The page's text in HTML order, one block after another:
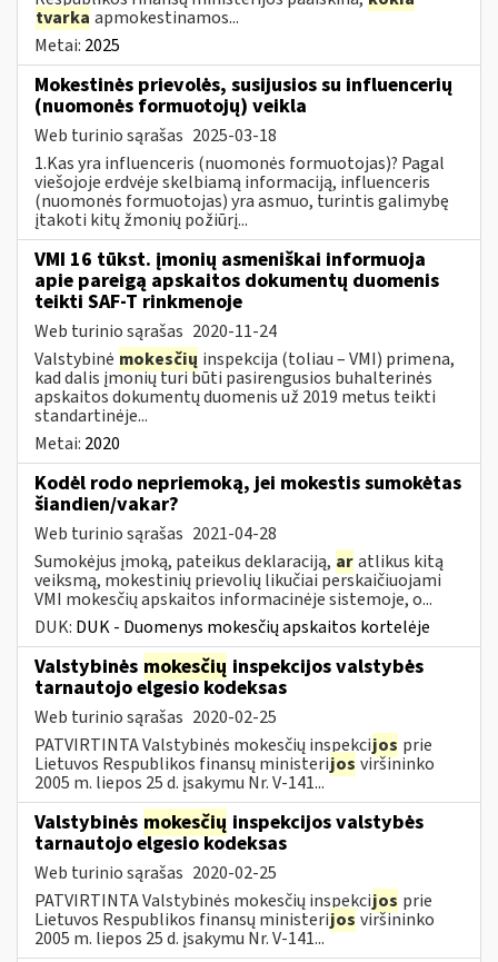
tvarka apmokestinamos...
Metai: 2025
Mokestinės prievolės, susijusios su influencerių
(nuomonės formuotojų) veikla
Web turinio sąrašas 2025-03-18
1.Kas yra influenceris (nuomonės formuotojas)? Pagal
viešojoje erdvėje skelbiamą informaciją, influenceris
(nuomonės formuotojas) yra asmuo, turintis galimybę
įtakoti kitų žmonių požiūrį...
VMI 16 tūkst. įmonių asmeniškai informuoja
apie pareigą apskaitos dokumentų duomenis
teikti SAF-T rinkmenoje
Web turinio sąrašas 2020-11-24
Valstybinė mokesčių inspekcija (toliau – VMI) primena,
kad dalis įmonių turi būti pasirengusios buhalterinės
apskaitos dokumentų duomenis už 2019 metus teikti
standartinėje...
Metai: 2020
Kodėl rodo nepriemoką, jei mokestis sumokėtas
šiandien/vakar?
Web turinio sąrašas 2021-04-28
Sumokėjus įmoką, pateikus deklaraciją, aratlikus kitą
veiksmą, mokestinių prievolių likučiai perskaičiuojami
VMI mokesčių apskaitos informacinėje sistemoje, o...
DUK: DUK - Duomenys mokesčių apskaitos kortelėje
Valstybinės mokesčių inspekcijos valstybės
tarnautojo elgesio kodeksas
Web turinio sąrašas 2020-02-25
PATVIRTINTA Valstybinės mokesčių inspekcijos prie
Lietuvos Respublikos finansų ministerijos viršininko
2005 m. liepos 25 d. įsakymu Nr. V-141...
Valstybinės mokesčių inspekcijos valstybės
tarnautojo elgesio kodeksas
Web turinio sąrašas 2020-02-25
PATVIRTINTA Valstybinės mokesčių inspekcijos prie
Lietuvos Respublikos finansų ministerijos viršininko
2005 m. liepos 25 d. įsakymu Nr. V-141...